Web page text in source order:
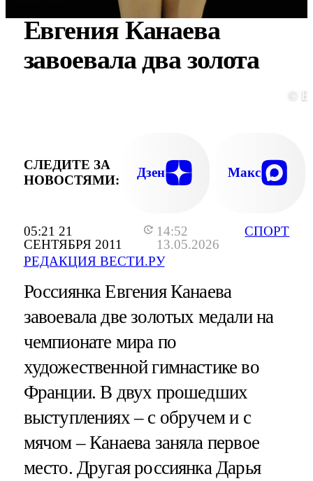
05:21 21
СЕНТЯБРЯ 2011
14:52
13.05.2026
РЕДАКЦИЯ ВЕСТИ.РУ
СПОРТ
Евгения Канаева
завоевала два золота
©
СЛЕДИТЕ ЗА
НОВОСТЯМИ:
Дзен Макс
Россиянка Евгения Канаева
завоевала две золотых медали на
чемпионате мира по
художественной гимнастике во
Франции. В двух прошедших
выступлениях – с обручем и с
мячом – Канаева заняла первое
место. Другая россиянка Дарья